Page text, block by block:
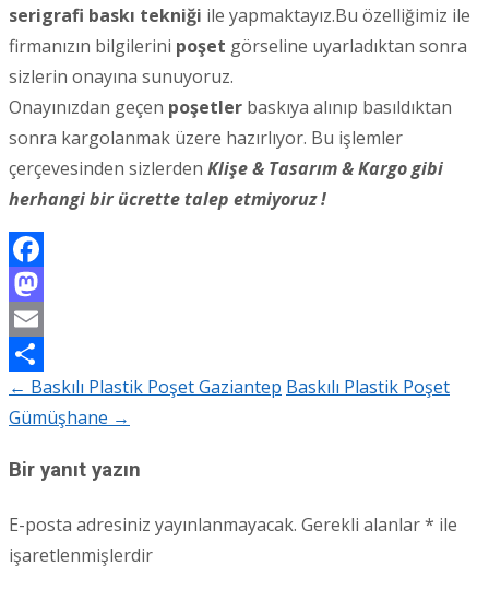
serigrafi baskı tekniği ile yapmaktayız.Bu özelliğimiz ile
firmanızın bilgilerini poşet görseline uyarladıktan sonra
sizlerin onayına sunuyoruz.
Onayınızdan geçen poşetler baskıya alınıp basıldıktan
sonra kargolanmak üzere hazırlıyor. Bu işlemler
çerçevesinden sizlerden Klişe & Tasarım & Kargo gibi
herhangi bir ücrette talep etmiyoruz !
Facebook
Mastodon
Email
Share
Post
← Baskılı Plastik Poşet Gaziantep Baskılı Plastik Poşet
Gümüşhane →
Bir yanıt yazın
E-posta adresiniz yayınlanmayacak. Gerekli alanlar* ile
işaretlenmişlerdir